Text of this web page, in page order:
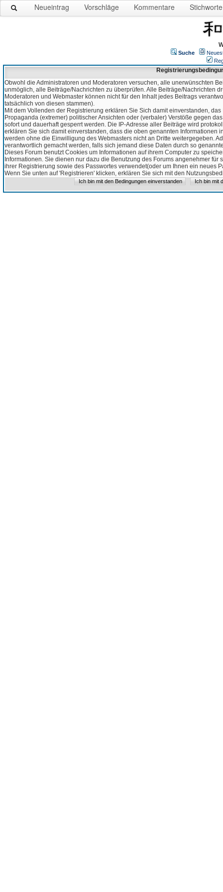
Neueintrag Vorschläge Kommentare Stichworte
Suche
Obwohl die Administratoren und Moderatoren versuchen, alle unerwünschten
unmöglich, alle Beiträge/Nachrichten zu überprüfen. Alle Beiträge/Nachrichten
Moderatoren und Webmaster können nicht für den Inhalt jedes Beitrags
tatsächlich von diesen stammen).
Mit dem Vollenden der Registrierung erklären Sie Sich damit einverstanden,
Propaganda (extremer) politischer Ansichten oder (verbaler) Verstöße gegen
sofort und dauerhaft gesperrt werden. Die IP-Adresse aller Beiträge wird
erklären Sie sich damit einverstanden, dass die oben genannten Informationen
werden ohne die Einwilligung des Webmasters nicht an Dritte weitergegeben.
verantwortlich gemacht werden, falls sich jemand diese Daten durch so
Dieses Forum benutzt Cookies um Informationen auf ihrem Computer zu
Informationen. Sie dienen nur dazu die Benutzung des Forums angenehmer
ihrer Registrierung sowie des Passwortes verwendet(oder um Ihnen ein neues
Wenn Sie unten auf 'Registrieren' klicken, erklären Sie sich mit den